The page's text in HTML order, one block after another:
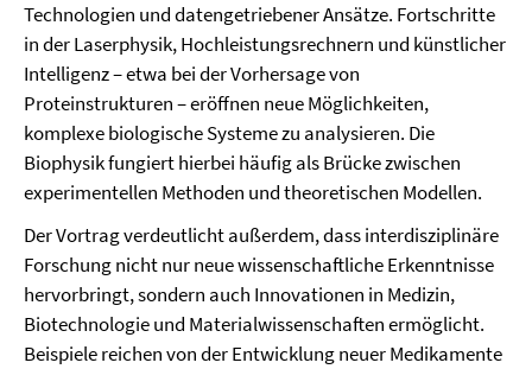
Technologien und datengetriebener Ansätze. Fortschritte
in der Laserphysik, Hochleistungsrechnern und künstlicher
Intelligenz – etwa bei der Vorhersage von
Proteinstrukturen – eröffnen neue Möglichkeiten,
komplexe biologische Systeme zu analysieren. Die
Biophysik fungiert hierbei häufig als Brücke zwischen
experimentellen Methoden und theoretischen Modellen.
Der Vortrag verdeutlicht außerdem, dass interdisziplinäre
Forschung nicht nur neue wissenschaftliche Erkenntnisse
hervorbringt, sondern auch Innovationen in Medizin,
Biotechnologie und Materialwissenschaften ermöglicht.
Beispiele reichen von der Entwicklung neuer Medikamente